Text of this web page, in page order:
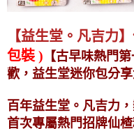
【益生堂。凡吉力
包裝 ) 【古早味熱門
歡，益生堂迷你包分享
百年益生堂。凡吉力
首次專屬熱門招牌仙